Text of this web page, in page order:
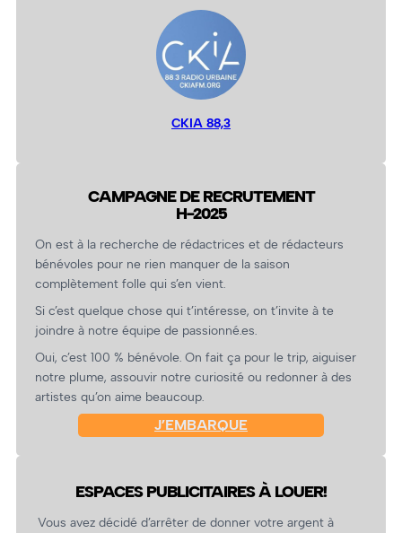
CKIA 88,3
CAMPAGNE DE RECRUTEMENT
H-2025
On est à la recherche de rédactrices et de rédacteurs
bénévoles pour ne rien manquer de la saison
complètement folle qui s’en vient.
Si c’est quelque chose qui t’intéresse, on t’invite à te
joindre à notre équipe de passionné.es.
Oui, c’est 100 % bénévole. On fait ça pour le trip, aiguiser
notre plume, assouvir notre curiosité ou redonner à des
artistes qu’on aime beaucoup.
J’EMBARQUE
ESPACES PUBLICITAIRES À LOUER!
Vous avez décidé d’arrêter de donner votre argent à